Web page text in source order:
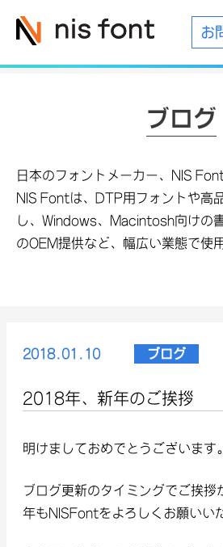
お
ブログ
日本のフォントメーカー、NIS
NIS Fontは、DTP用フォントや高
し、Windows、Macintosh向けの
のOEM提供など、幅広い業態で使
2018.01.10 ブログ
2018年、新年のご挨拶
明けましておめでとうございます。
ブログ更新のタイミングでご挨拶
年もNISFontをよろしくお願いい